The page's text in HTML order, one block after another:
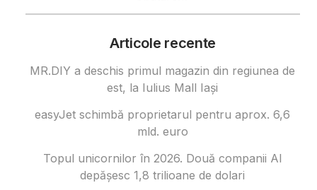
Articole recente
MR.DIY a deschis primul magazin din regiunea de
est, la Iulius Mall Iași
easyJet schimbă proprietarul pentru aprox. 6,6
mld. euro
Topul unicornilor în 2026. Două companii AI
depășesc 1,8 trilioane de dolari